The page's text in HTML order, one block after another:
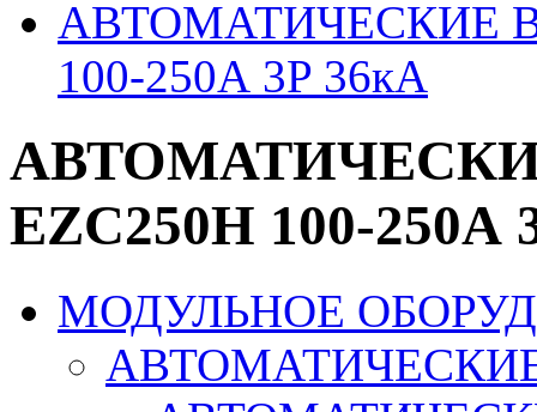
АВТОМАТИЧЕСКИЕ
100-250А 3P 36кА
EZC250H 100-250А
МОДУЛЬНОЕ